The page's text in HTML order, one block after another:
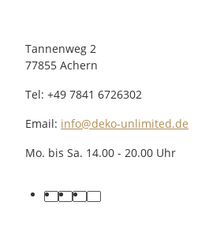
Tannenweg 2
77855 Achern
Tel: +49 7841 6726302
Email: info@deko-unlimited.de
Mo. bis Sa. 14.00 - 20.00 Uhr
facebook
youtube
pinterest
instagram